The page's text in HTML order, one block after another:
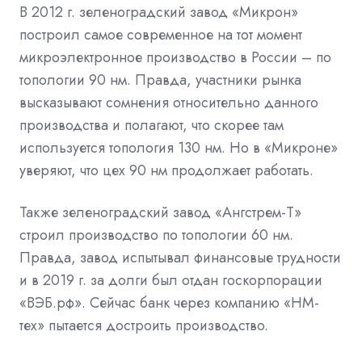
В 2012 г. зеленоградский завод «Микрон»
построил самое современное на тот момент
микроэлектронное производство в России – по
топологии 90 нм. Правда, участники рынка
высказывают сомнения относительно данного
производства и полагают, что скорее там
используется топология 130 нм. Но в «Микроне»
уверяют, что цех 90 нм продолжает работать.
Также зеленоградский завод «Ангстрем-Т»
строил производство по топологии 60 нм.
Правда, завод испытывал финансовые трудности
и в 2019 г. за долги был отдан госкорпорации
«ВЭБ.рф». Сейчас банк через компанию «НМ-
тех» пытается достроить производство.